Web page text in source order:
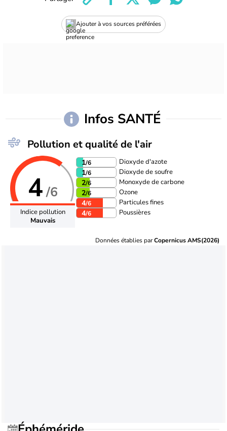
Ajouter à vos sources préférées
Infos SANTÉ
Pollution et qualité de l'air
4/6
Indice pollution
Mauvais
1/6 Dioxyde d'azote
1/6 Dioxyde de soufre
2/6 Monoxyde de carbone
2/6 Ozone
4/6 Particules fines
4/6 Poussières
Données établies parCopernicus AMS(2026)